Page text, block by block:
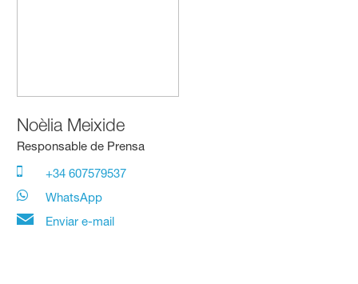
Noèlia Meixide
Responsable de Prensa
+34 607579537
WhatsApp
Enviar e-mail